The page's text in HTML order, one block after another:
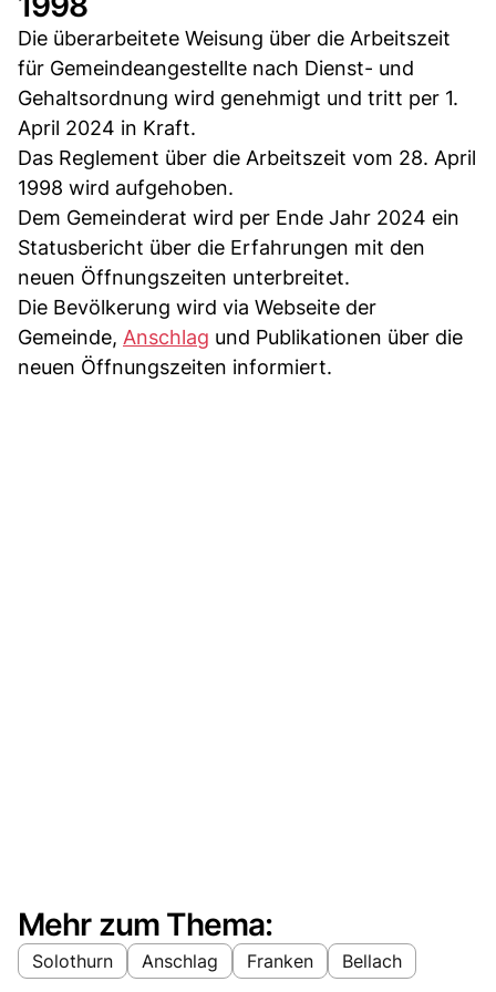
Die überarbeitete Weisung über die Arbeitszeit
für Gemeindeangestellte nach Dienst- und
Gehaltsordnung wird genehmigt und tritt per 1.
April 2024 in Kraft.
Das Reglement über die Arbeitszeit vom 28. April
1998 wird aufgehoben.
Dem Gemeinderat wird per Ende Jahr 2024 ein
Statusbericht über die Erfahrungen mit den
neuen Öffnungszeiten unterbreitet.
Die Bevölkerung wird via Webseite der
Gemeinde, Anschlag und Publikationen über die
neuen Öffnungszeiten informiert.
Mehr zum Thema:
Solothurn Anschlag Franken Bellach